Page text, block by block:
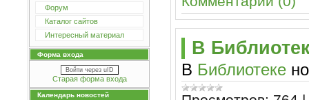
Форум
Каталог сайтов
Интересный материал
Форма входа
Войти через uID
Старая форма входа
Календарь новостей
В
В Библиотеке